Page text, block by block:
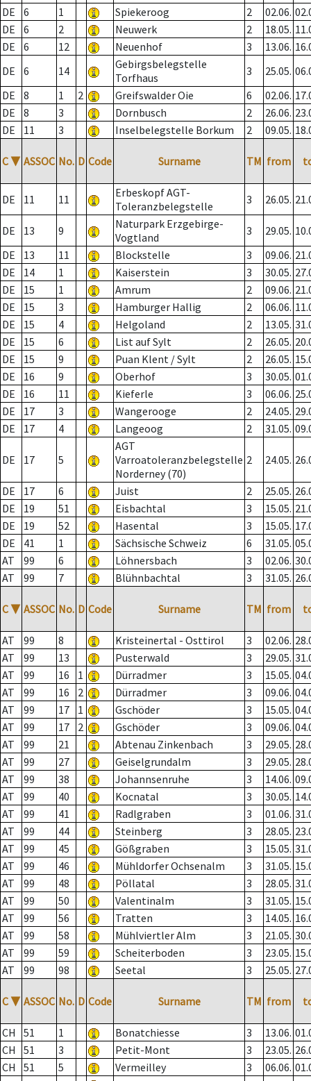
DE
6 1 Spiekeroog 2 02.06.
DE
6 2 Neuwerk 2 18.05.
DE
6 12 Neuenhof 3 13.06.
DE
6 14
Gebirgsbelegstelle
Torfhaus
3 25.05.
DE
8 1 2 Greifswalder Oie 6 02.06.
DE
8 3 Dornbusch 2 26.06.
DE
11 3 Inselbelegstelle Borkum 2 09.05.
C ▼ ASSOC No. D Code Surname TM from
DE 11 11
Erbeskopf AGT-
Toleranzbelegstelle
3 26.05.
DE 13 9
Naturpark Erzgebirge-
Vogtland
3 29.05.
DE
13 11 Blockstelle 3 09.06.
DE
14 1 Kaiserstein 3 30.05.
DE
15 1 Amrum 2 09.06.
DE
15 3 Hamburger Hallig 2 06.06.
DE
15 4 Helgoland 2 13.05.
DE
15 6 List auf Sylt 2 26.05.
DE
15 9 Puan Klent / Sylt 2 26.05.
DE
16 9 Oberhof 3 30.05.
DE
16 11 Kieferle 3 06.06.
DE
17 3 Wangerooge 2 24.05.
DE
17 4 Langeoog 2 31.05.
DE 17 5
AGT
Varroatoleranzbelegstelle
Norderney (70)
2 24.05.
DE 17 6 Juist 2 25.05.
DE
19 51 Eisbachtal 3 15.05.
DE
19 52 Hasental 3 15.05.
DE
41 1 Sächsische Schweiz 6 31.05.
AT
99 6 Löhnersbach 3 02.06.
AT
99 7 Blühnbachtal 3 31.05.
C ▼ ASSOC No. D Code Surname TM from
AT 99 8 Kristeinertal - Osttirol 3 02.06.
AT
99 13 Pusterwald 3 29.05.
AT
99 16 1 Dürradmer 3 15.05.
AT
99 16 2 Dürradmer 3 09.06.
AT
99 17 1 Gschöder 3 15.05.
AT
99 17 2 Gschöder 3 09.06.
AT
99 21 Abtenau Zinkenbach 3 29.05.
AT
99 27 Geiselgrundalm 3 29.05.
AT
99 38 Johannsenruhe 3 14.06.
AT
99 40 Kocnatal 3 30.05.
AT
99 41 Radlgraben 3 01.06.
AT
99 44 Steinberg 3 28.05.
AT
99 45 Gößgraben 3 15.05.
AT
99 46 Mühldorfer Ochsenalm 3 31.05.
AT
99 48 Pöllatal 3 28.05.
AT
99 50 Valentinalm 3 31.05.
AT
99 56 Tratten 3 14.05.
AT
99 58 Mühlviertler Alm 3 21.05.
AT
99 59 Scheiterboden 3 23.05.
AT
99 98 Seetal 3 25.05.
C ▼ ASSOC No. D Code Surname TM from
CH 51 1 Bonatchiesse 3 13.06.
CH
51 3 Petit-Mont 3 23.05.
CH
51 5 Vermeilley 3 06.06.